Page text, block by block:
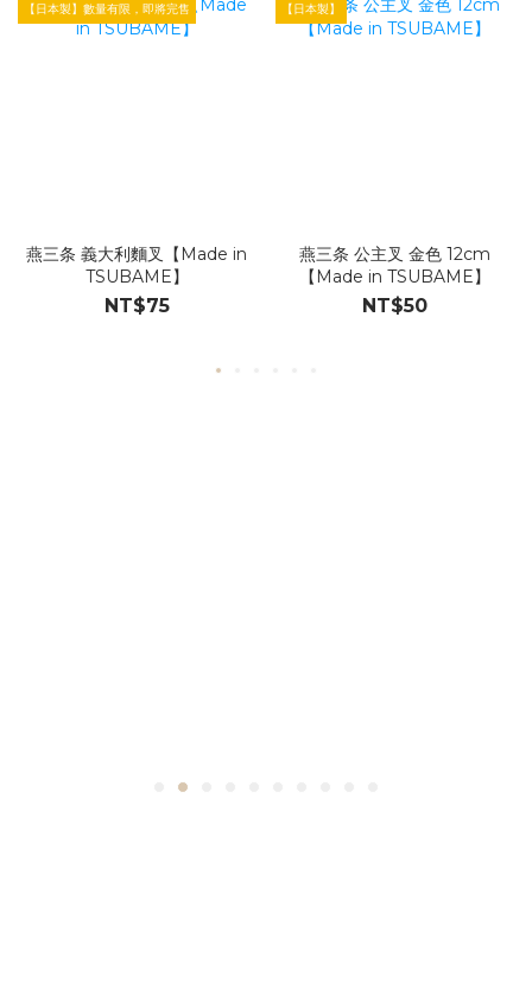
【日本製】數量有限，即將完售
燕三条 義大利麵叉【Made in
TSUBAME】
NT$75
【日本製】
燕三条 公主叉 金色 12cm
【Made in TSUBAME】
NT$50